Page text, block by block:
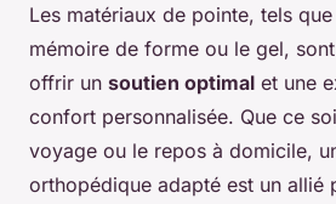
Les matériaux de pointe, tels
mémoire de forme ou le gel,
offrir un soutien optimal et une
confort personnalisée. Que ce
voyage ou le repos à domicile,
orthopédique adapté est un allié